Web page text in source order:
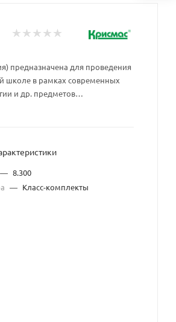
предназначена для проведения
школе в рамках современных
и др. предметов
школе, учреждениях
— 8.300
— Класс-комплекты